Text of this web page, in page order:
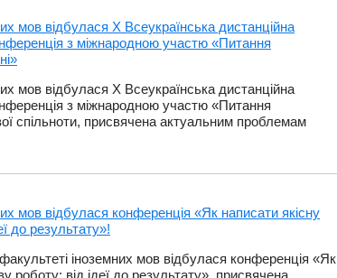
мов відбулася Х Всеукраїнська дистанційна
з міжнародною участю «Питання
мов відбулася Х Всеукраїнська дистанційна
з міжнародною участю «Питання
спільноти, присвячена актуальним проблемам
мов відбулася конференція «Як написати якісну
до результату»!
іноземних мов відбулася конференція «Як
роботу: від ідеї до результату», присвячена